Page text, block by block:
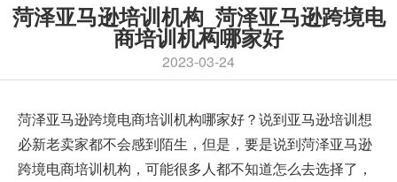
菏泽亚马逊培训机构_菏泽亚马逊跨境电
商培训机构哪家好
2023-03-24
菏泽亚马逊跨境电商培训机构哪家好？说到亚马逊培训想
必新老卖家都不会感到陌生，但是，要是说到菏泽亚马逊
跨境电商培训机构，可能很多人都不知道怎么去选择了，